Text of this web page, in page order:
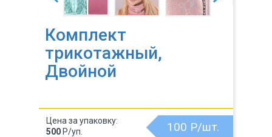
Комплект
трикотажный,
Двойной
100 Р/шт.
Цена за упаковку:
500 Р/уп.